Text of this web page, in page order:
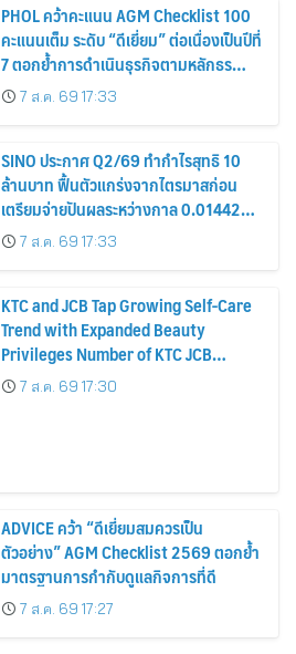
PHOL คว้าคะแนน AGM Checklist 100
คะแนนเต็ม ระดับ “ดีเยี่ยม” ต่อเนื่องเป็นปีที่
7 ตอกย้ำการดำเนินธุรกิจตามหลักธร
รมาภิบาล โปร่งใส สร้างความเชื่อมั่นผู้ถือ
หุ้น
7 ส.ค. 69 17:33
SINO ประกาศ Q2/69 ทำกำไรสุทธิ 10
ล้านบาท ฟื้นตัวแกร่งจากไตรมาสก่อน
เตรียมจ่ายปันผลระหว่างกาล 0.014423
บาทต่อหุ้น ครึ่งปีหลังมุ่งเติบโตต่อเนื่อง
7 ส.ค. 69 17:33
KTC and JCB Tap Growing Self-Care
Trend with Expanded Beauty
Privileges Number of KTC JCB
Cardmembers Spending on
Cosmetics Rises 26%
7 ส.ค. 69 17:30
ADVICE คว้า “ดีเยี่ยมสมควรเป็น
ตัวอย่าง” AGM Checklist 2569 ตอกย้ำ
มาตรฐานการกำกับดูแลกิจการที่ดี
7 ส.ค. 69 17:27